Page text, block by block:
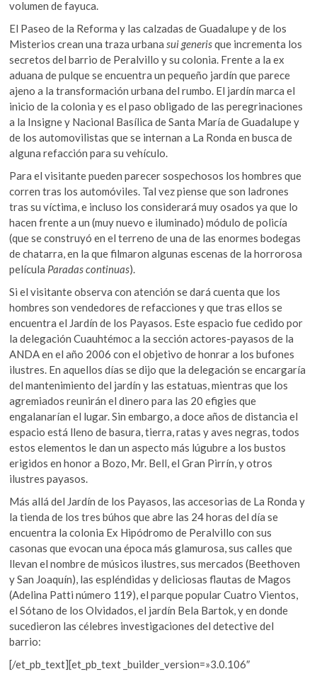
volumen de fayuca.
El Paseo de la Reforma y las calzadas de Guadalupe y de los
Misterios crean una traza urbanasui generisque incrementa los
secretos del barrio de Peralvillo y su colonia. Frente a la ex
aduana de pulque se encuentra un pequeño jardín que parece
ajeno a la transformación urbana del rumbo. El jardín marca el
inicio de la colonia y es el paso obligado de las peregrinaciones
a la Insigne y Nacional Basílica de Santa María de Guadalupe y
de los automovilistas que se internan a La Ronda en busca de
alguna refacción para su vehículo.
Para el visitante pueden parecer sospechosos los hombres que
corren tras los automóviles. Tal vez piense que son ladrones
tras su víctima, e incluso los considerará muy osados ya que lo
hacen frente a un (muy nuevo e iluminado) módulo de policía
(que se construyó en el terreno de una de las enormes bodegas
de chatarra, en la que filmaron algunas escenas de la horrorosa
película Paradas continuas).
Si el visitante observa con atención se dará cuenta que los
hombres son vendedores de refacciones y que tras ellos se
encuentra el Jardín de los Payasos. Este espacio fue cedido por
la delegación Cuauhtémoc a la sección actores-payasos de la
ANDAen el año 2006 con el objetivo de honrar a los bufones
ilustres. En aquellos días se dijo que la delegación se encargaría
del mantenimiento del jardín y las estatuas, mientras que los
agremiados reunirán el dinero para las 20 efigies que
engalanarían el lugar. Sin embargo, a doce años de distancia el
espacio está lleno de basura, tierra, ratas y aves negras, todos
estos elementos le dan un aspecto más lúgubre a los bustos
erigidos en honor a Bozo, Mr. Bell, el Gran Pirrín, y otros
ilustres payasos.
Más allá del Jardín de los Payasos, las accesorias de La Ronda y
la tienda de los tres búhos que abre las 24 horas del día se
encuentra la colonia Ex Hipódromo de Peralvillo con sus
casonas que evocan una época más glamurosa, sus calles que
llevan el nombre de músicos ilustres, sus mercados (Beethoven
y San Joaquín), las espléndidas y deliciosas flautas de Magos
(Adelina Patti número 119), el parque popular Cuatro Vientos,
el Sótano de los Olvidados, el jardín Bela Bartok, y en donde
sucedieron las célebres investigaciones del detective del
barrio:
[/et_pb_text][et_pb_text _builder_version=»3.0.106″